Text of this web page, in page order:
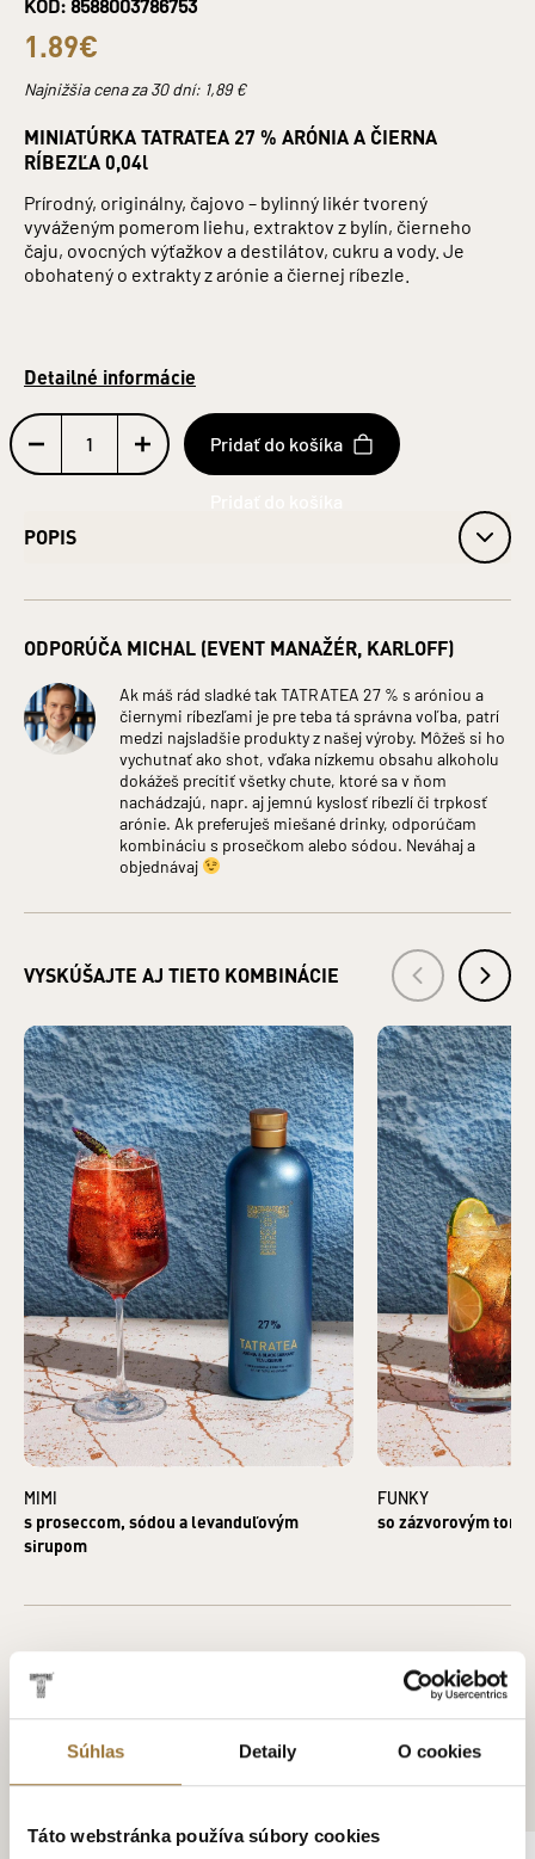
Súhlas Detaily O cookies
Táto webstránka používa súbory cookies
KÓD: 8588003786753
1.89€
Najnižšia cena za 30 dní: 1,89€
MINIATÚRKA TATRATEA 27 % ARÓNIA A ČIERNA
RÍBEZĽA 0,04l
Prírodný, originálny, čajovo – bylinný likér tvorený
vyváženým pomerom liehu, extraktov z bylín, čierneho
čaju, ovocných výťažkov a destilátov, cukru a vody. Je
obohatený o extrakty z arónie a čiernej ríbezle.
Detailné informácie
Pridať do košíka
POPIS
obj. 27 % alk.
Fľaša: Sklo
Jednotka (špecificky): Litre
ZLOŽENIE: VODA, LIEH, CUKOR, MACERÁTY (ČIERNA
RÍBEZLA, ARÓNIA, BYLINNÝ, ČAJOVÝ), ARÓNIA
KONCENTRÁT, VÍNNY DESTILÁT
Hlavná zložka produktu: LIEH
Krajina pôvodu základnej zložky: Česká republika
Krajina pôvodu: Slovensko
Druh alkoholu: Likéry
nápojov osobám mladším ako 18 rokov a osobám zjavne
ochrane pred zneužívaním alkoholických nápojov a o
zriaďovaní a prevádzke protialkoholických záchytných
VÝROBCA: TATRA DISTILLERY s. r. o., Pradiareň 40, 060 01
Kežmarok IČO: 43937721
DISTRIBÚTOR: KARLOFF s. r. o., Pradiareň 40, 060 01
Kežmarok IČO: 36247367
ODPORÚČA MICHAL (EVENT MANAŽÉR, KARLOFF)
Ak máš rád sladké tak TATRATEA 27 % s aróniou a
čiernymi ríbezľami je pre teba tá správna voľba, patrí
medzi najsladšie produkty z našej výroby. Môžeš si ho
vychutnať ako shot, vďaka nízkemu obsahu alkoholu
dokážeš precítiť všetky chute, ktoré sa v ňom
nachádzajú, napr. aj jemnú kyslosť ríbezlí či trpkosť
arónie. Ak preferuješ miešané drinky, odporúčam
kombináciu s prosečkom alebo sódou. Neváhaj a
objednávaj
VYSKÚŠAJTE AJ TIETO KOMBINÁCIE
MIMI
s proseccom, sódou a levanduľovým
sirupom
FUNKY
so zázvorovým